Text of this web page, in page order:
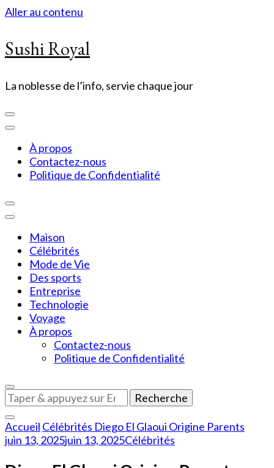
Aller au contenu
Sushi Royal
La noblesse de l’info, servie chaque jour
À propos
Contactez-nous
Politique de Confidentialité
Maison
Célébrités
Mode de Vie
Des sports
Entreprise
Technologie
Voyage
À propos
Contactez-nous
Politique de Confidentialité
Vous
recherchiez
quelque
chose
?
Accueil Célébrités Diego El Glaoui Origine Parents
juin 13, 2025juin 13, 2025Célébrités